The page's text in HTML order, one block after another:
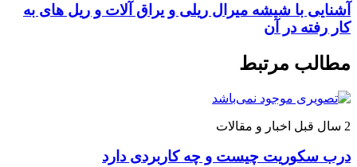
آشنایی با شیشه میرال ریلی و یراق آلات و ریل های به
کار رفته در آن
مطالب مرتبط
2 سال قبل اخبار و مقالات
درب سکوریت چیست و چه کاربردی دارد